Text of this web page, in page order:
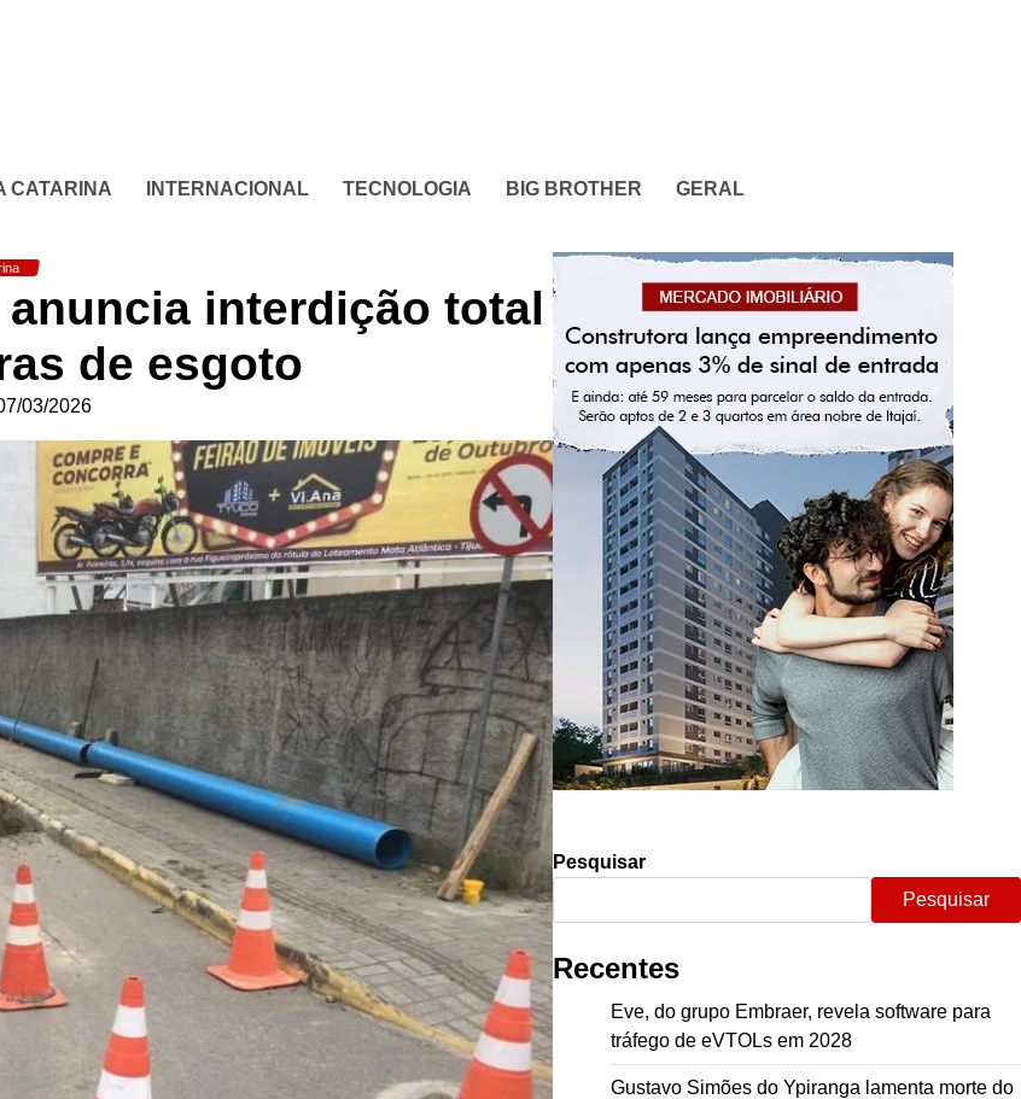
CATARINA INTERNACIONAL TECNOLOGIA BIG BROTHER GERAL
interdição total
de esgoto
03/2026
Pesquisar
Pesquisar
Recentes
Eve, do grupo Embraer, revela software para
tráfego de eVTOLs em 2028
Gustavo Simões do Ypiranga lamenta morte do